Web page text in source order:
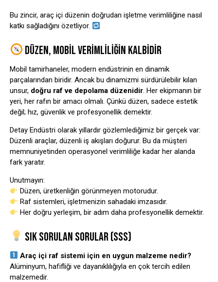
Bu zincir, araç içi düzenin doğrudan işletme verimliliğine nasıl
katkı sağladığını özetliyor.
DÜZEN, MOBIL VERIMLILIĞIN KALBIDIR
Mobil tamirhaneler, modern endüstrinin en dinamik
parçalarından biridir. Ancak bu dinamizmi sürdürülebilir kılan
unsur, doğru raf ve depolama düzenidir. Her ekipmanın bir
yeri, her rafın bir amacı olmalı. Çünkü düzen, sadece estetik
değil; hız, güvenlik ve profesyonellik demektir.
Detay Endüstri olarak yıllardır gözlemlediğimiz bir gerçek var:
Düzenli araçlar, düzenli iş akışları doğurur. Bu da müşteri
memnuniyetinden operasyonel verimliliğe kadar her alanda
fark yaratır.
Unutmayın:
Düzen, üretkenliğin görünmeyen motorudur.
Raf sistemleri, işletmenizin sahadaki imzasıdır.
Her doğru yerleşim, bir adım daha profesyonellik demektir.
SIK SORULAN SORULAR (SSS)
Araç içi raf sistemi için en uygun malzeme nedir?
Alüminyum, hafifliği ve dayanıklılığıyla en çok tercih edilen
malzemedir.